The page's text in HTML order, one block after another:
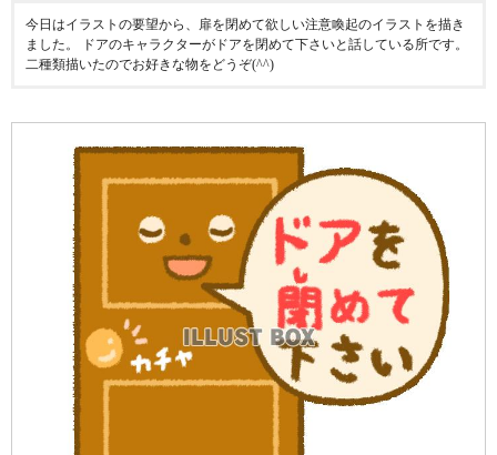
今日はイラストの要望から、扉を閉めて欲しい注意喚起のイラストを描き
ました。 ドアのキャラクターがドアを閉めて下さいと話している所です。
二種類描いたのでお好きな物をどうぞ(^^)